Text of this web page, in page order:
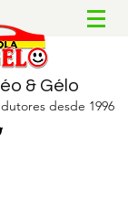
& Gélo
desde 1996